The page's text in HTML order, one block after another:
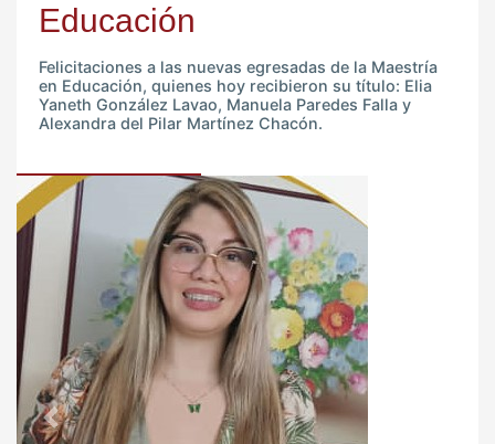
Educación
Felicitaciones a las nuevas egresadas de la Maestría
en Educación, quienes hoy recibieron su título: Elia
Yaneth González Lavao, Manuela Paredes Falla y
Alexandra del Pilar Martínez Chacón.
Previous